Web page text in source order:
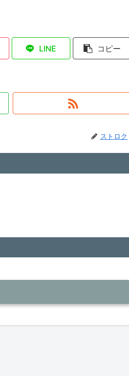
LINE コピー
ストロク